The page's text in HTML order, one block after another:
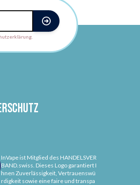
InVape ist Mitglied des HANDELSVER
BAND.swiss. Dieses Logo garantiert I
hnen Zuverlässigkeit, Vertrauenswü
rdigkeit sowie eine faire und transpa